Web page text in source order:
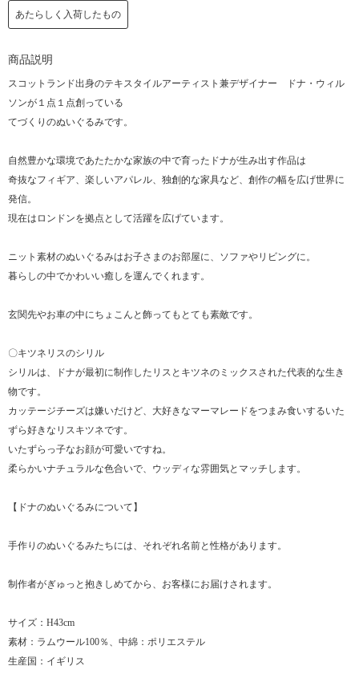
あたらしく入荷したもの
商品説明
スコットランド出身のテキスタイルアーティスト兼デザイナー ドナ・ウィル
ソンが１点１点創っている
てづくりのぬいぐるみです。
自然豊かな環境であたたかな家族の中で育ったドナが生み出す作品は
奇抜なフィギア、楽しいアパレル、独創的な家具など、創作の幅を広げ世界に
発信。
現在はロンドンを拠点として活躍を広げています。
ニット素材のぬいぐるみはお子さまのお部屋に、ソファやリビングに。
暮らしの中でかわいい癒しを運んでくれます。
玄関先やお車の中にちょこんと飾ってもとても素敵です。
〇キツネリスのシリル
シリルは、ドナが最初に制作したリスとキツネのミックスされた代表的な生き
物です。
カッテージチーズは嫌いだけど、大好きなマーマレードをつまみ食いするいた
ずら好きなリスキツネです。
いたずらっ子なお顔が可愛いですね。
柔らかいナチュラルな色合いで、ウッディな雰囲気とマッチします。
【ドナのぬいぐるみについて】
手作りのぬいぐるみたちには、それぞれ名前と性格があります。
制作者がぎゅっと抱きしめてから、お客様にお届けされます。
サイズ：H43cm
素材：ラムウール100％、中綿：ポリエステル
生産国：イギリス